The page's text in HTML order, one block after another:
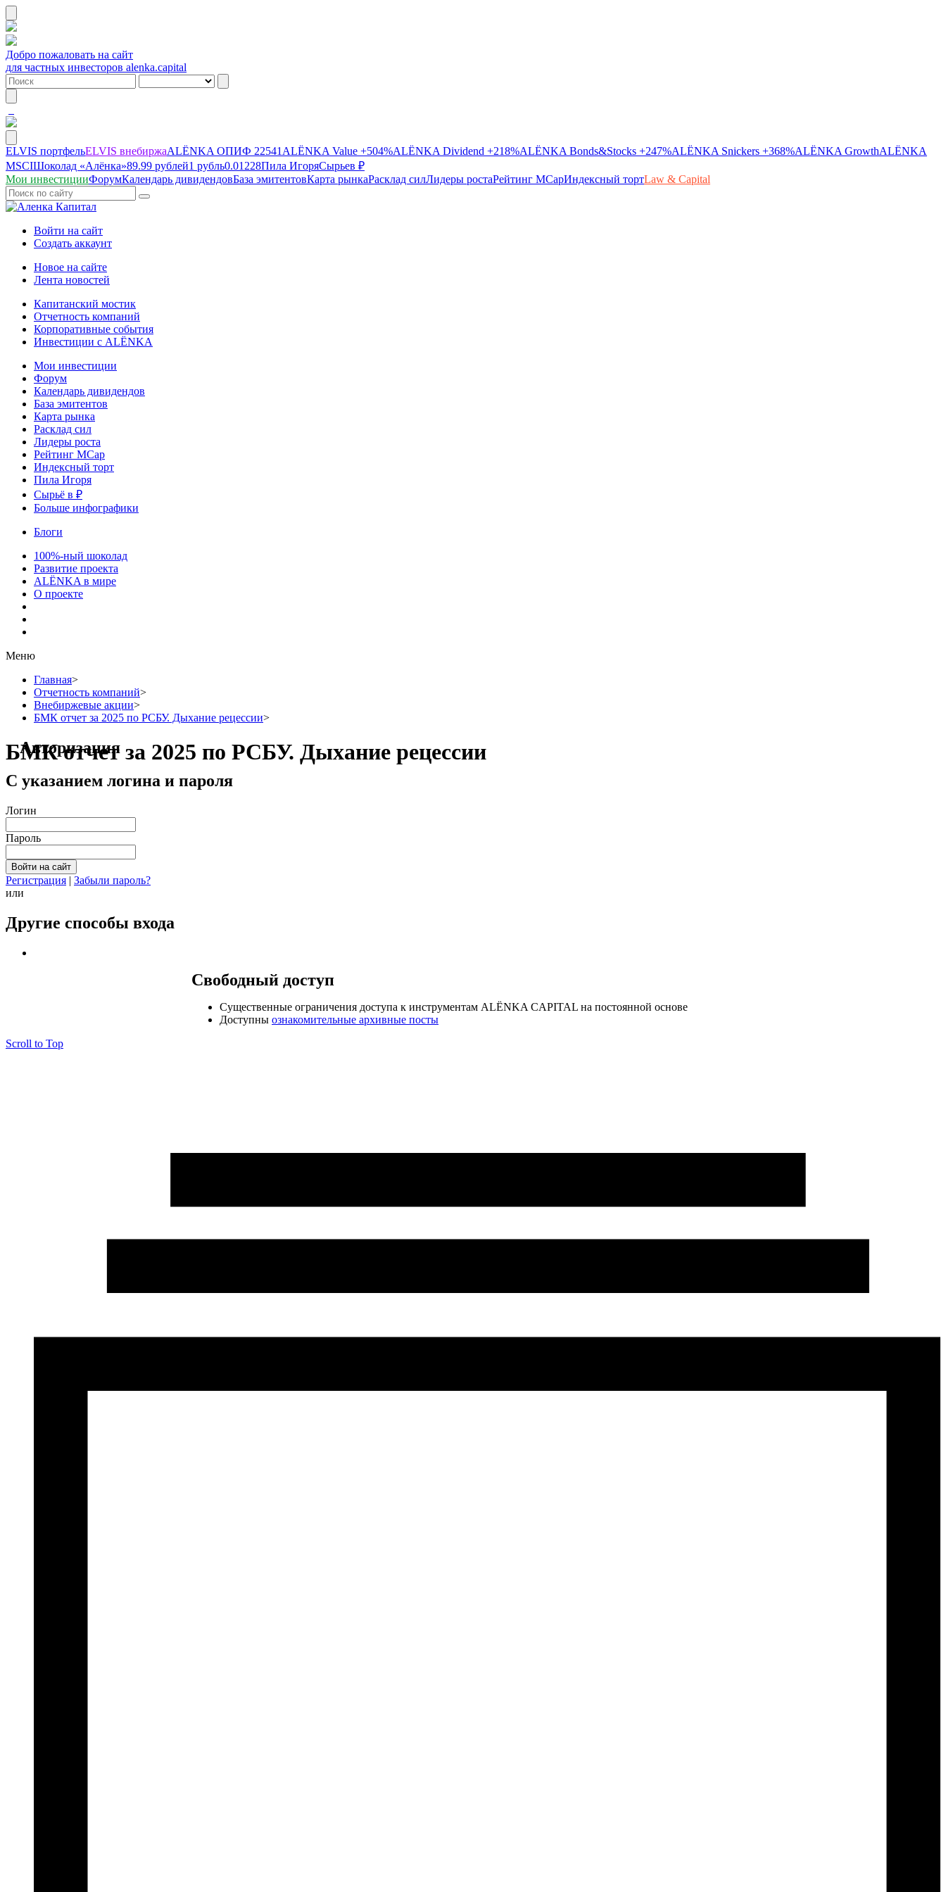
Добро пожаловать на сайт
для частных инвесторов alenka.capital
ELVIS портфельELVIS внебиржаALЁNKA ОПИФ 22541 ALЁNKA Value +504%ALЁNKA Dividend +218%ALЁNKA Bonds&Stocks +247%ALЁNKA Snickers +368%ALЁNKA GrowthALЁNKA
MSCIШоколад «Алёнка»89.99 рублей1 рубль0.01228Пила ИгоряСырьев ₽
Мои инвестицииФорумКалендарь дивидендовБаза эмитентовКарта рынкаРасклад силЛидеры ростаРейтинг MCapИндексный тортLaw & Capital
Войти на сайт
Создать аккаунт
Новое на сайте
Лента новостей
Капитанский мостик
Отчетность компаний
Корпоративные события
Инвестиции с ALЁNKA
Мои инвестиции
Форум
Календарь дивидендов
База эмитентов
Карта рынка
Расклад сил
Лидеры роста
Рейтинг MCap
Индексный торт
Пила Игоря
Сырьё в ₽
Больше инфографики
Блоги
100%-ный шоколад
Развитие проекта
ALЁNKA в мире
О проекте
Меню
Главная>
Отчетность компаний>
Внебиржевые акции>
БМК отчет за 2025 по РСБУ. Дыхание рецессии>
БМК отчет за 2025 по РСБУ. Дыхание рецессии
Авторизация
С указанием логина и пароля
Логин
Пароль
Регистрация | Забыли пароль?
или
Другие способы входа
Свободный доступ
Cущественные ограничения доступа к инструментам ALЁNKA CAPITAL на постоянной основе
Доступны ознакомительные архивные посты
Scroll to Top